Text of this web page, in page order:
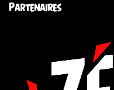
Partenaires